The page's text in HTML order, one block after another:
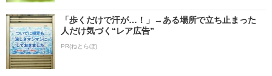
「歩くだけで汗が…！」→ある場所で立ち止まった
人だけ気づく“レア広告”
PR(ねとらぼ)